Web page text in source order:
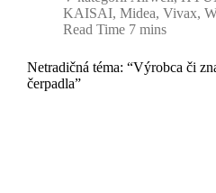
KAISAI, Midea, Vivax,
Read Time 7 mins
Netradičná téma: “Výrobca či
čerpadla”